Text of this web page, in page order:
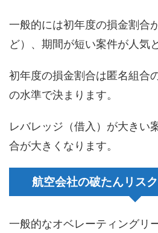
一般的には初年度の損金割合
ど）、期間が短い案件が人気
初年度の損金割合は匿名組合
の水準で決まります。
レバレッジ（借入）が大きい
合が大きくなります。
航空会社の破たんリス
一般的なオベレーティングリ